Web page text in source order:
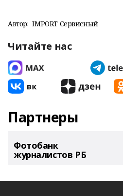
Автор: IMPORT Сервисный
Читайте нас
Партнеры
Фотобанк
журналистов РБ